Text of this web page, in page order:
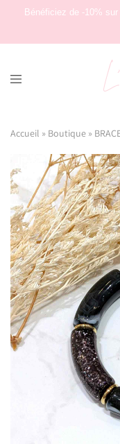
Bénéficiez de -10%
Accueil » Boutique »